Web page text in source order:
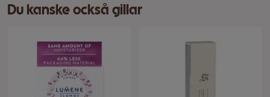
Du kanske också gillar